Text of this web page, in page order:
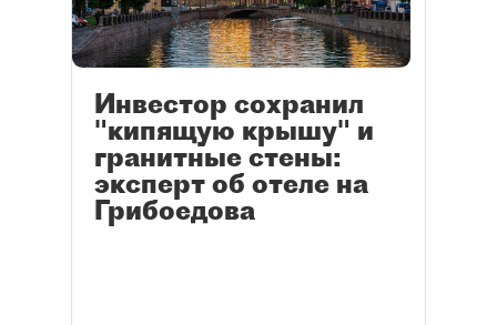
Инвестор сохранил
"кипящую крышу" и
гранитные стены:
эксперт об отеле на
Грибоедова